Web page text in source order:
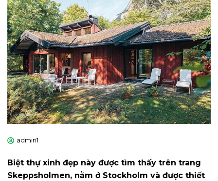
admin1
Biệt thự xinh đẹp này được tìm thấy trên trang
Skeppsholmen, nằm ở Stockholm và được thiết